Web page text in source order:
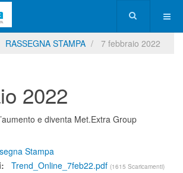
RASSEGNA STAMPA 7 febbraio 2022
2022
e diventa Met.Extra Group
Stampa
Trend_Online_7feb22.pdf (1615 Scaricamenti)